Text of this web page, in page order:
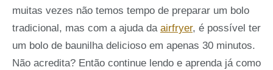
muitas vezes não temos tempo de preparar um bolo
tradicional, mas com a ajuda da airfryer, é possível ter
um bolo de baunilha delicioso em apenas 30 minutos.
Não acredita? Então continue lendo e aprenda já como